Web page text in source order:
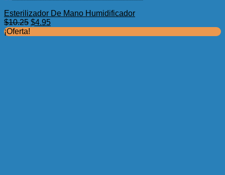
Esterilizador De Mano Humidificador
$10.25 El
$4.95El
¡Oferta!